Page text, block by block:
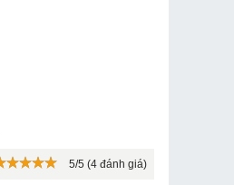
5/5 (4 đánh giá)